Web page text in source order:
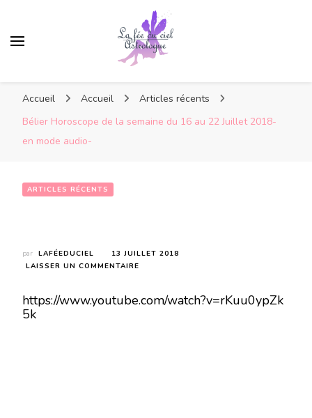
Accueil Accueil
Articles récents
Bélier Horoscope de la semaine du 16 au 22 Juillet 2018-
en mode audio-
ARTICLES RÉCENTS
par LAFÉEDUCIEL
13 JUILLET 2018
LAISSER UN COMMENTAIRE
DE
https://www.youtube.com/watch?v=rKuu0ypZk
5k